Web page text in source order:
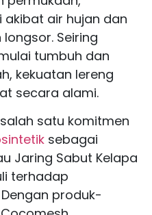
akibat air hujan dan
Seiring
tumbuh dan
kekuatan lereng
secara alami.
satu komitmen
sebagai
Jaring Sabut Kelapa
terhadap
produk-